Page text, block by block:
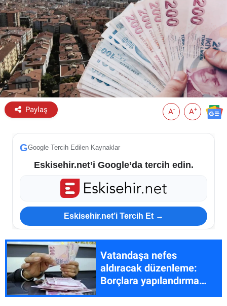
Paylaş A- A+
GGoogle Tercih Edilen Kaynaklar
Eskisehir.net’i Google’da tercih edin.
Eskisehir.net’i Tercih Et →
Vatandaşa nefes
aldıracak düzenleme:
Borçlara yapılandırma
Eskişehir Haber İçerikleri
Eskişehir Hava Durumu
Eskişehir Tramvay Saatleri
Eskişehir Otobüs Saatleri